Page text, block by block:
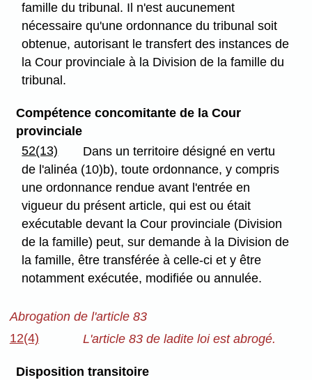
famille du tribunal. Il n'est aucunement
nécessaire qu'une ordonnance du tribunal soit
obtenue, autorisant le transfert des instances de
la Cour provinciale à la Division de la famille du
tribunal.
Compétence concomitante de la Cour
provinciale
52(13)
Dans un territoire désigné en vertu
de l'alinéa (10)b), toute ordonnance, y compris
une ordonnance rendue avant l'entrée en
vigueur du présent article, qui est ou était
exécutable devant la Cour provinciale (Division
de la famille) peut, sur demande à la Division de
la famille, être transférée à celle-ci et y être
notamment exécutée, modifiée ou annulée.
Abrogation de l'article 83
12(4)
L'article 83 de ladite loi est abrogé.
Disposition transitoire